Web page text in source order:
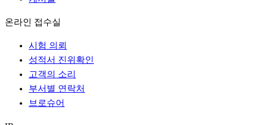
온라인 접수실
시험 의뢰
성적서 진위확인
고객의 소리
부서별 연락처
브로슈어